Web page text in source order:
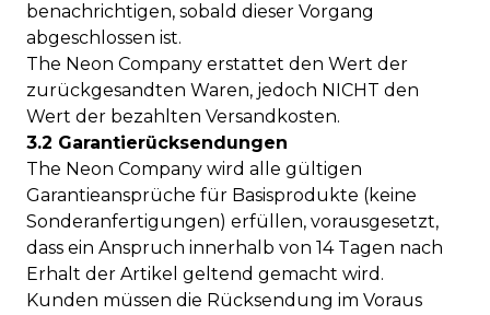
benachrichtigen, sobald dieser Vorgang
abgeschlossen ist.
The Neon Company erstattet den Wert der
zurückgesandten Waren, jedoch NICHT den
Wert der bezahlten Versandkosten.
3.2 Garantierücksendungen
The Neon Company wird alle gültigen
Garantieansprüche für Basisprodukte (keine
Sonderanfertigungen) erfüllen, vorausgesetzt,
dass ein Anspruch innerhalb von 14 Tagen nach
Erhalt der Artikel geltend gemacht wird.
Kunden müssen die Rücksendung im Voraus